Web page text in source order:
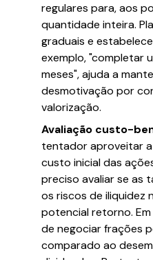
regulares para, aos
quantidade inteira.
graduais e
exemplo, "completar
meses", ajuda a
desmotivação por
valorização.
Avaliação custo-
tentador aproveitar
custo inicial das
preciso avaliar se as
os riscos de iliquidez
potencial retorno.
de negociar frações
comparado ao